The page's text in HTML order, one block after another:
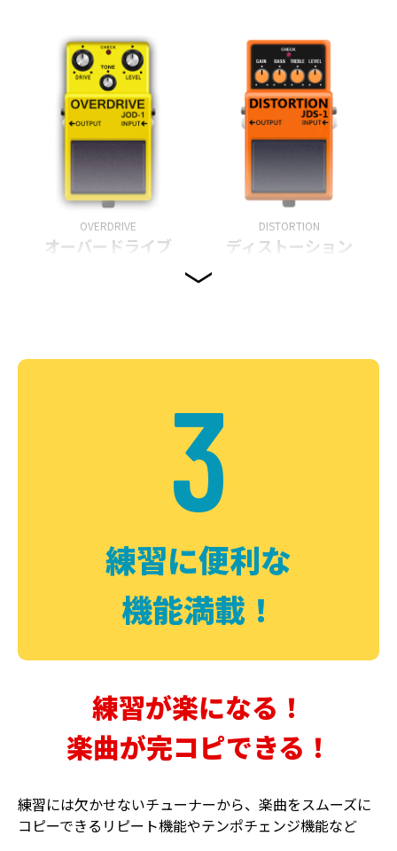
OVERDRIVE
オーバードライブ
DISTORTION
ディストーション
DELAY PHASER
3
練習に便利な
機能満載！
練習が楽になる！
楽曲が完コピできる！
練習には欠かせないチューナーから、楽曲をスムーズに
コピーできるリピート機能やテンポチェンジ機能など